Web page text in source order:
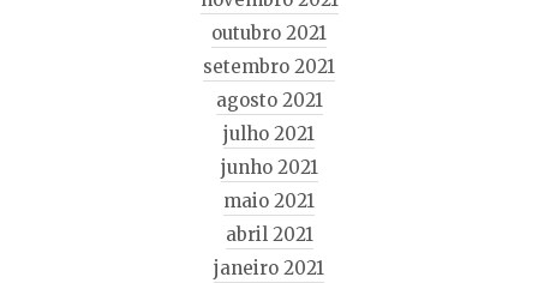
outubro 2021
setembro 2021
agosto 2021
julho 2021
junho 2021
maio 2021
abril 2021
janeiro 2021